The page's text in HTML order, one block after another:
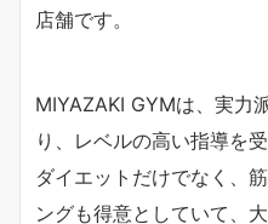
店舗です。
MIYAZAKI GYMは、実力
り、レベルの高い指導を
ダイエットだけでなく、
ングも得意としていて、